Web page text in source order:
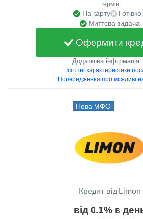
Термін
На карту
Миттєва видача
Оформити
Додаткова інформація
Істотні характеристики
Попередження про можливі
Нова МФО
Кредит від Limon
від 0.1% в